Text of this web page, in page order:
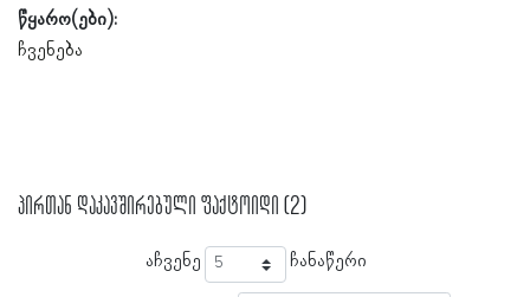
წყარო(ები):
ჩვენება
პირთან დაკავშირებული ფაქტოიდი (2)
აჩვენე ჩანაწერი